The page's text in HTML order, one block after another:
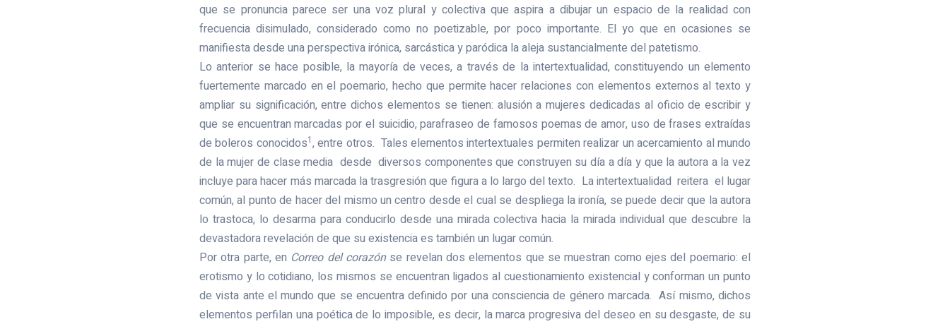
que se pronuncia parece ser una voz plural y colectiva que aspira a dibujar un espacio de la realidad con
frecuencia disimulado, considerado como no poetizable, por poco importante. El yo que en ocasiones se
manifiesta desde una perspectiva irónica, sarcástica y paródica la aleja sustancialmente del patetismo.
Lo anterior se hace posible, la mayoría de veces, a través de la intertextualidad, constituyendo un elemento
fuertemente marcado en el poemario, hecho que permite hacer relaciones con elementos externos al texto y
ampliar su significación, entre dichos elementos se tienen: alusión a mujeres dedicadas al oficio de escribir y
que se encuentran marcadas por el suicidio, parafraseo de famosos poemas de amor, uso de frases extraídas
de boleros conocidos1, entre otros. Tales elementos intertextuales permiten realizar un acercamiento al mundo
de la mujer de clase media desde diversos componentes que construyen su día a día y que la autora a la vez
incluye para hacer más marcada la trasgresión que figura a lo largo del texto. La intertextualidad reitera el lugar
común, al punto de hacer del mismo un centro desde el cual se despliega la ironía, se puede decir que la autora
lo trastoca, lo desarma para conducirlo desde una mirada colectiva hacia la mirada individual que descubre la
devastadora revelación de que su existencia es también un lugar común.
Por otra parte, en Correo del corazónse revelan dos elementos que se muestran como ejes del poemario: el
erotismo y lo cotidiano, los mismos se encuentran ligados al cuestionamiento existencial y conforman un punto
de vista ante el mundo que se encuentra definido por una consciencia de género marcada. Así mismo, dichos
elementos perfilan una poética de lo imposible, es decir, la marca progresiva del deseo en su desgaste, de su